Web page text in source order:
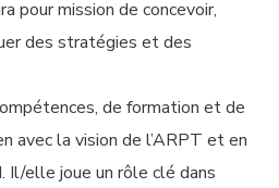
pour mission de concevoir,
des stratégies et des
de formation et de
avec la vision de l’ARPT et en
Il/elle joue un rôle clé dans